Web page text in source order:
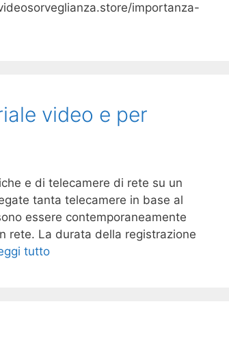
importanza-
video e per
e di telecamere di rete su un
tanta telecamere in base al
essere contemporaneamente
rete. La durata della registrazione
tutto